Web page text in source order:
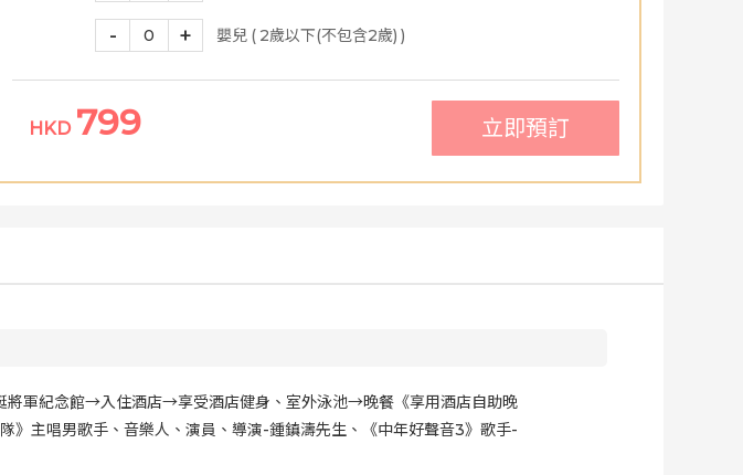
- 0 + 嬰兒 ( 2歲以下(不包含2歲) )
HKD 799 立即預訂
軍紀念館→入住酒店→享受酒店健身、室外泳池→晚餐《享用酒店自助晚
主唱男歌手、音樂人、演員、導演-鍾鎮濤先生、《中年好聲音3》歌手-